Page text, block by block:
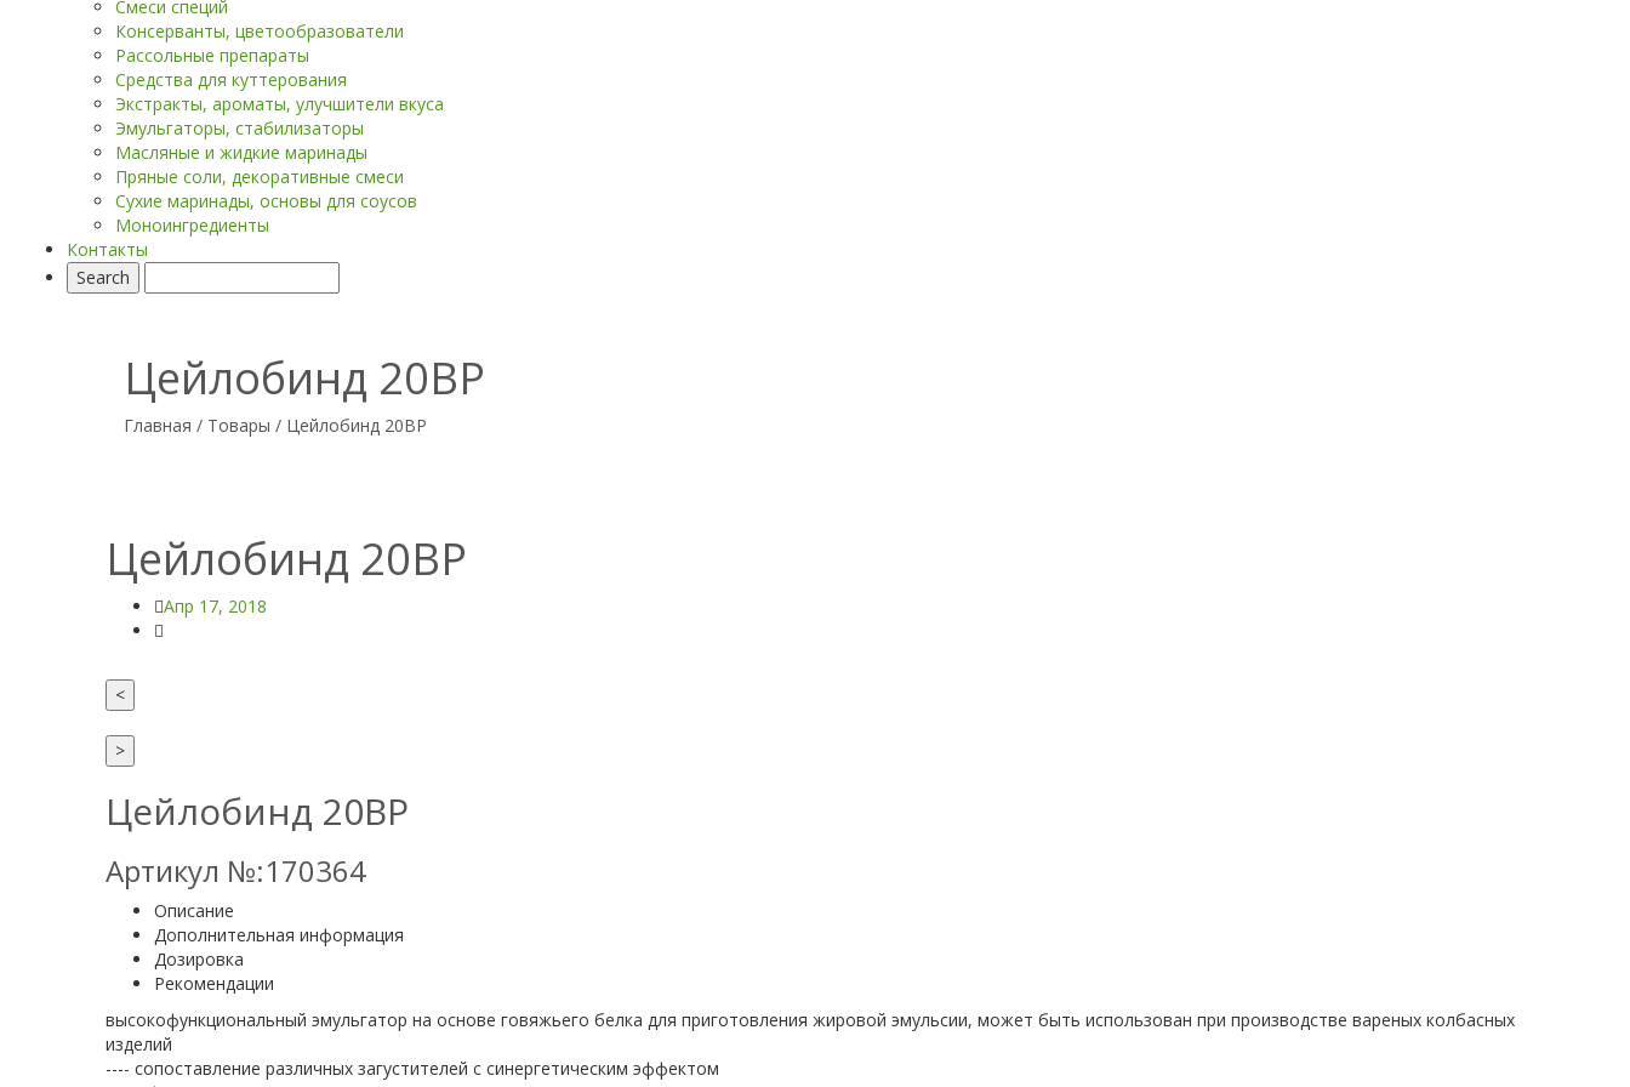
Смеси специй
Консерванты, цветообразователи
Рассольные препараты
Средства для куттерования
Экстракты, ароматы, улучшители вкуса
Эмульгаторы, стабилизаторы
Масляные и жидкие маринады
Пряные соли, декоративные смеси
Сухие маринады, основы для соусов
Моноингредиенты
Контакты
Цейлобинд 20ВР
Главная / Товары / Цейлобинд 20ВР
Цейлобинд 20ВР
Апр 17, 2018
<
>
Цейлобинд 20ВР
Артикул №:170364
Описание
Дополнительная информация
Дозировка
Рекомендации
высокофункциональный эмульгатор на основе говяжьего белка для приготовления жировой эмульсии, может быть использован при производстве вареных колбасных
изделий
---- сопоставление различных загустителей с синергетическим эффектом